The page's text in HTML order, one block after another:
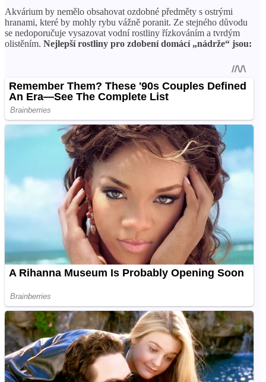
Akvárium by nemělo obsahovat ozdobné předměty s ostrými
hranami, které by mohly rybu vážně poranit. Ze stejného důvodu
se nedoporučuje vysazovat vodní rostliny řízkováním a tvrdým
olistěním. Nejlepší rostliny pro zdobení domácí „nádrže“ jsou: